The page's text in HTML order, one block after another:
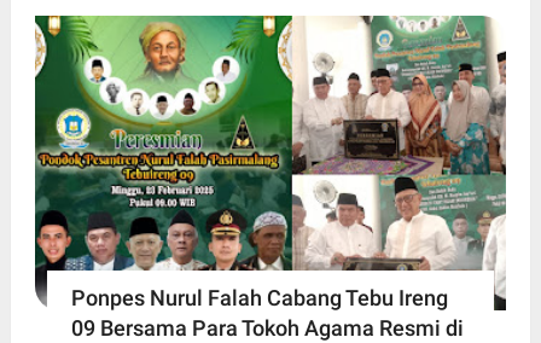
Ponpes Nurul Falah Cabang Tebu Ireng
09 Bersama Para Tokoh Agama Resmi di